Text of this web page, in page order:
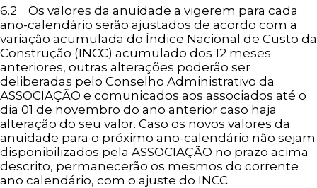
6.2 Os valores da anuidade a vigerem para cada
ano-calendário serão ajustados de acordo com a
variação acumulada do Índice Nacional de Custo da
Construção (INCC) acumulado dos 12 meses
anteriores, outras alterações poderão ser
deliberadas pelo Conselho Administrativo da
ASSOCIAÇÃO e comunicados aos associados até o
dia 01 de novembro do ano anterior caso haja
alteração do seu valor. Caso os novos valores da
anuidade para o próximo ano-calendário não sejam
disponibilizados pela ASSOCIAÇÃO no prazo acima
descrito, permanecerão os mesmos do corrente
ano calendário, com o ajuste do INCC.